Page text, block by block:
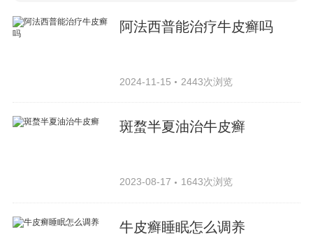
阿法西普能治疗牛皮癣吗
2024-11-15 2443次浏览
斑蝥半夏油治牛皮癣
2023-08-17 1643次浏览
牛皮癣睡眠怎么调养